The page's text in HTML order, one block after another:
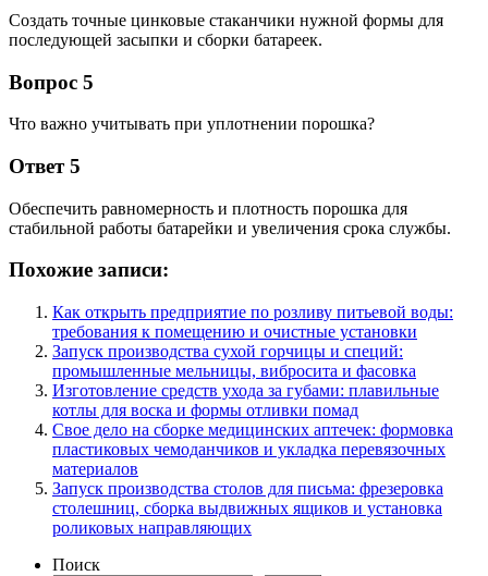
Создать точные цинковые стаканчики нужной формы для
последующей засыпки и сборки батареек.
Вопрос 5
Что важно учитывать при уплотнении порошка?
Ответ 5
Обеспечить равномерность и плотность порошка для
стабильной работы батарейки и увеличения срока службы.
Похожие записи:
Как открыть предприятие по розливу питьевой воды:
требования к помещению и очистные установки
Запуск производства сухой горчицы и специй:
промышленные мельницы, вибросита и фасовка
Изготовление средств ухода за губами: плавильные
котлы для воска и формы отливки помад
Свое дело на сборке медицинских аптечек: формовка
пластиковых чемоданчиков и укладка перевязочных
материалов
Запуск производства столов для письма: фрезеровка
столешниц, сборка выдвижных ящиков и установка
роликовых направляющих
Поиск